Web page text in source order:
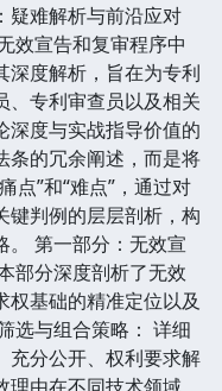
疑难解析与前沿应对
效宣告和复审程序中
深度解析，旨在为专利
、专利审查员以及相关
深度与实战指导价值的
条的冗余阐述，而是将
点”和“难点”，通过对
键判例的层层剖析，构
。 第一部分：无效宣
部分深度剖析了无效
基础的精准定位以及
选与组合策略： 详细
充分公开、权利要求解